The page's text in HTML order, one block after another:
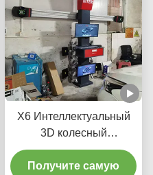
X6 Интеллектуальный
3D колесный
выравниватель
двойных экранов,
Получите самую